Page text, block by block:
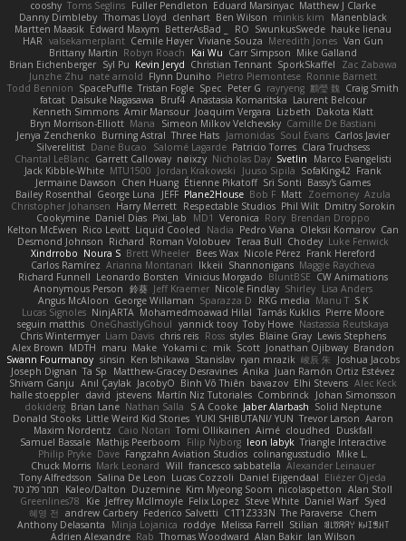
cooshy Toms Seglins Fuller Pendleton Eduard Marsinyac Matthew J Clarke
Danny Dimbleby Thomas Lloyd clenhart Ben Wilson minkis kim
Manenblack
Martten Maasik Edward Maxym BetterAsBad _ RO SwunkusSwede hauke lienau
HAR valsekamerplant Cemile Høyer Viviane Souza Meredith Jones Van Gun
Brittany Martin Robyn Roach Kai Wu Carr Simpson Mike Galland
Brian Eichenberger Syl Pu Kevin Jeryd Christian Tennant SporkSkaffel
Zac Zabawa
Junzhe Zhu nate arnold Flynn Duniho Pietro Piemontese Ronnie Barnett
Todd Bennion SpacePuffle Tristan Fogle Spec Peter G rayryeng 鸝瑩 魏 Craig Smith
fatcat Daisuke Nagasawa Bruf4 Anastasia Komaritska Laurent Belcour
Kenneth Simmons Amir Mansour Joaquim Vergara Lizbeth Dakota Klatt
Bryn Morrison-Elliott Mana Simeon Milkov Velchevsky Camille De Bastiani
Jenya Zenchenko Burning Astral Three Hats Jamonidas Soul Evans Carlos Javier
Silverelitist Dane Bucao Salomé Lagarde Patricio Torres Clara Truchsess
Chantal LeBlanc Garrett Calloway nøixzy Nicholas Day Svetlin
Marco Evangelisti
Jack Kibble-White MTU1500 Jordan Krakowski Juuso Sipilä SofaKing42 Frank
Jermaine Dawson Chen Huang Étienne Pikatoff Sri Sonti Bassy's Games
Bailey Rosenthal George Luna JEFF Plane2House Bob F Matt Zoemoney Azula
Christopher Johansen Harry Merrett Respectable Studios Phil Wilt Dmitry Sorokin
Cookymine Daniel Dias Pixi_lab MD1 Veronica Rory Brendan Droppo
Kelton McEwen Rico Levitt Liquid Cooled Nadia Pedro Viana Oleksii Komarov Can
Desmond Johnson Richard Roman Volobuev Teraa Bull Chodey Luke Fenwick
Xindrrobo Noura S Brett Wheeler Bees Wax Nicole Pérez Frank Hereford
Carlos Ramírez Arianna Montanari Ikkeii Shannonigans Maggie Raycheva
Richard Funnell Leonardo Borsten Vinicius Morgado BluntBSE CW Animations
Anonymous Person 鈴葵 Jeff Kraemer Nicole Findlay Shirley Lisa Anders
Angus McAloon George Willaman Sparazza D RKG media Manu T S K
Lucas Signoles NinjARTA Mohamedmoawad Hilal Tamás Kuklics Pierre Moore
seguin matthis OneGhastlyGhoul yannick tooy Toby Howe Nastassia Reutskaya
Chris Wintermyer Liam Davis chris reis Ross styles Blaine Gray Lewis Stephens
Alex Brown MDTH maru Make Yokami c: mik Scott Jonathan Ojibway Brandon
Swann Fourmanoy sinsin Ken Ishikawa Stanislav ryan mrazik 峻辰 朱
Joshua Jacobs
Joseph Dignan Ta Sp Matthew-Gracey Desravines Anika Juan Ramón Ortiz Estévez
Shivam Ganju Anıl Çaylak JacobyO Bình Võ Thiên bavazov Elhi Stevens Alec Keck
halle stoeppler david jstevens Martín Niz Tutoriales Combrinck Johan Simonsson
dokiderg Brian Lane Nathan Salla S A Cooke Jaber Alarbash Solid Neptune
Donald Stooks Little Weird Kid Stories YUKI SHIBUTANI/ YUN Trevor Larson Aaron
Maxim Nordentz
Caio Notari Tomi Ollikainen Aimé cloudhed
Duskfall
Samuel Bassale Mathijs Peerboom Filip Nyborg leon labyk Triangle Interactive
Philip Pryke Dave Fangzahn Aviation Studios colinangusstudio Mike L.
Chuck Morris Mark Leonard Will francesco sabbatella Alexander Leinauer
Tony Alfredsson Salina De Leon Lucas Cozzoli Daniel Eijgendaal Eliézer Ojeda
תמר פלג טל
Kaleo/Dalton Duzemine Kim Myeong Soom nicolaspetton Alan Stoll
Greenlines78
Kie Jeffrey McIlmoyle Felix Lopez Steve White Daniel Warf Syed
혜영 전 andrew Carbery Federico Salvetti C1T1Z333N The Paraverse Chem
Anthony Delasanta
Minja Lojanica roddye Melissa Farrell Stilian ꌃ꒒ꀎꋪꋪꌩ ꀘꈤꀤꁅꃅ꓄
Adrien Alexandre Rab Thomas Woodward Alan Bakir Ian Wilson